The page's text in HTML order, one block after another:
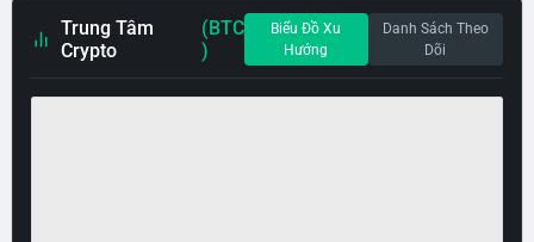
Trung Tâm
Crypto
(BTC
)
Biểu Đồ Xu
Hướng
Danh Sách Theo
Dõi